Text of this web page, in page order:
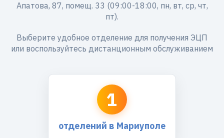
Апатова, 87, помещ. 33 (09:00-18:00, пн, вт, ср, чт,
пт).
Выберите удобное отделение для получения ЭЦП
или воспользуйтесь дистанционным обслуживанием
1
отделений в Мариуполе